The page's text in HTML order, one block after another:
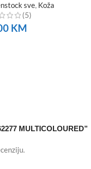
sve, Koža
(5)
KM
MULTICOLOURED”